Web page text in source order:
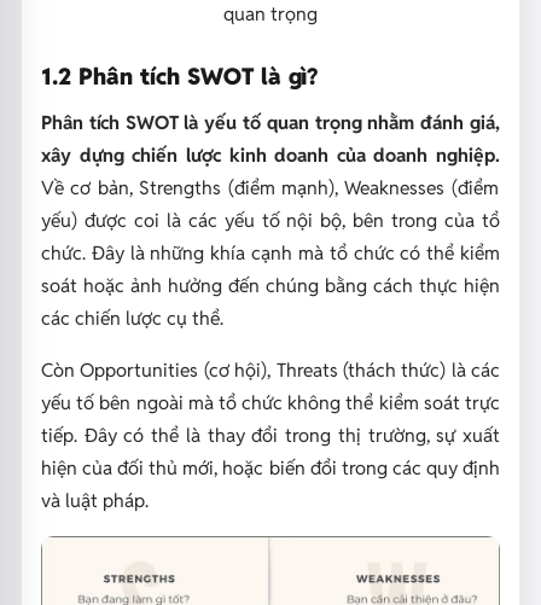
quan trọng
1.2 Phân tích SWOT là gì?
Phân tích SWOT là yếu tố quan trọng nhằm đánh giá,
xây dựng chiến lược kinh doanh của doanh nghiệp.
Về cơ bản, Strengths (điểm mạnh), Weaknesses (điểm
yếu) được coi là các yếu tố nội bộ, bên trong của tổ
chức. Đây là những khía cạnh mà tổ chức có thể kiểm
soát hoặc ảnh hưởng đến chúng bằng cách thực hiện
các chiến lược cụ thể.
Còn Opportunities (cơ hội), Threats (thách thức) là các
yếu tố bên ngoài mà tổ chức không thể kiểm soát trực
tiếp. Đây có thể là thay đổi trong thị trường, sự xuất
hiện của đối thủ mới, hoặc biến đổi trong các quy định
và luật pháp.